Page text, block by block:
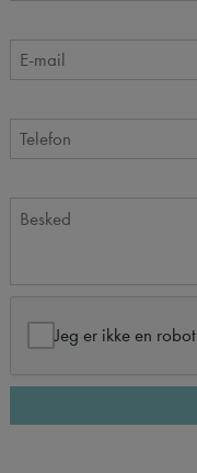
Jeg er ikke en robot